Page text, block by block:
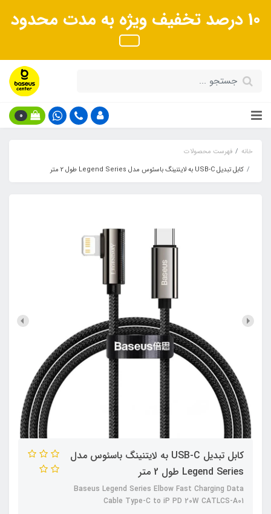
10 درصد تخفیف ویژه به مدت محدود
0
خانه
فهرست محصولات
کابل تبدیل USB-C به لایتنینگ باسئوس مدل Legend Series طول 2 متر
کابل تبدیل USB-C به لایتنینگ باسئوس مدل
Legend Series طول 2 متر
Baseus Legend Series Elbow Fast Charging Data
Cable Type-C to iP PD 20W CATLCS-A01